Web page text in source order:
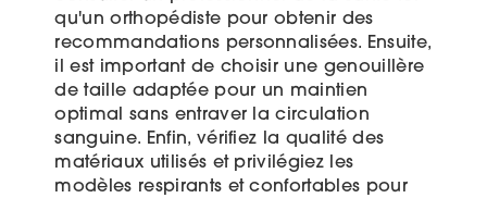
qu'un orthopédiste pour obtenir des
recommandations personnalisées. Ensuite,
il est important de choisir une genouillère
de taille adaptée pour un maintien
optimal sans entraver la circulation
sanguine. Enfin, vérifiez la qualité des
matériaux utilisés et privilégiez les
modèles respirants et confortables pour